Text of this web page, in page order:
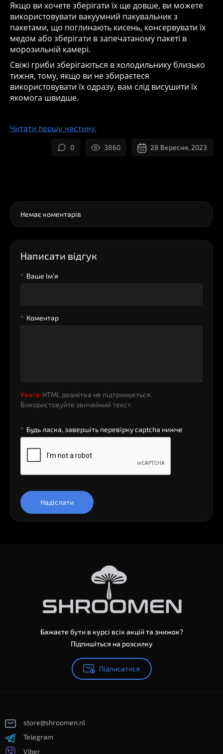
Якщо ви хочете зберігати їх ще довше, ви можете
використовувати вакуумний пакувальник з
пакетами, що поглинають кисень, консервувати їх
медом або зберігати в запечатаному пакеті в
морозильній камері.
Свіжі гриби зберігаються в холодильнику близько
тижня, тому, якщо ви не збираєтеся
використовувати їх одразу, вам слід висушити їх
якомога швидше.
Читати першу частину.
0 3860 28 Вересня, 2023
Немає коментарів
Написати відгук
Ваше Iм’я
Коментар
Увага: HTML розмітка не підтримується.
Використовуйте звичайний текст.
Будь ласка, завершіть перевірку captcha нижче
Надіслати
Бажаєте бути в курсі всіх акцій та знижок?
Підпишіться на розсилку
Підписатися
store@shroomen.nl
Telegram
Viber